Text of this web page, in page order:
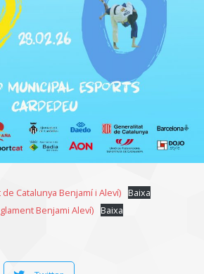
Catalunya Benjamí i Aleví) Baixa
Benjami Aleví) Baixa